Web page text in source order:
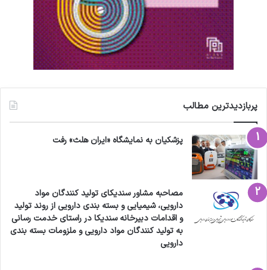
پربازدیدترین مطالب
پزشکیان به نمایشگاه «ایران هلث» رفت
مصاحبه مشاور سندیکای تولید کنندگان مواد
دارویی، شیمیایی و بسته بندی دارویی از روند تولید
و اقدامات دبیرخانه سندیکا در راستای خدمت رسانی
به تولید کنندگان مواد دارویی و ملزومات بسته بندی
دارویی